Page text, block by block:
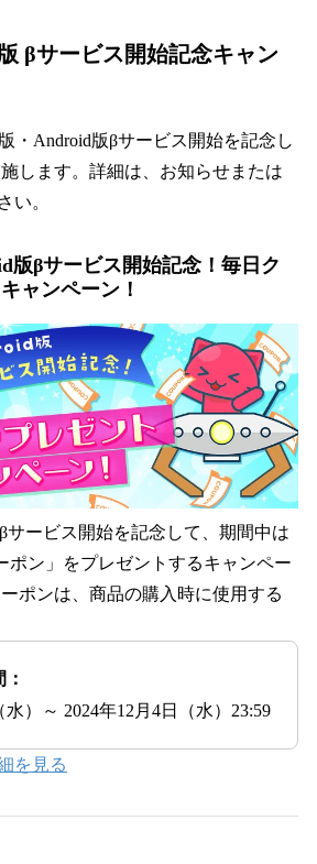
βサービス開始記念キャン
・Android版βサービス開始を記念し
します。詳細は、お知らせまたは
い。
βサービス開始記念！毎日ク
ャンペーン！
サービス開始を記念して、期間中は
ポン」をプレゼントするキャンペー
ポンは、商品の購入時に使用する
水）～ 2024年12月4日（水）23:59
を見る